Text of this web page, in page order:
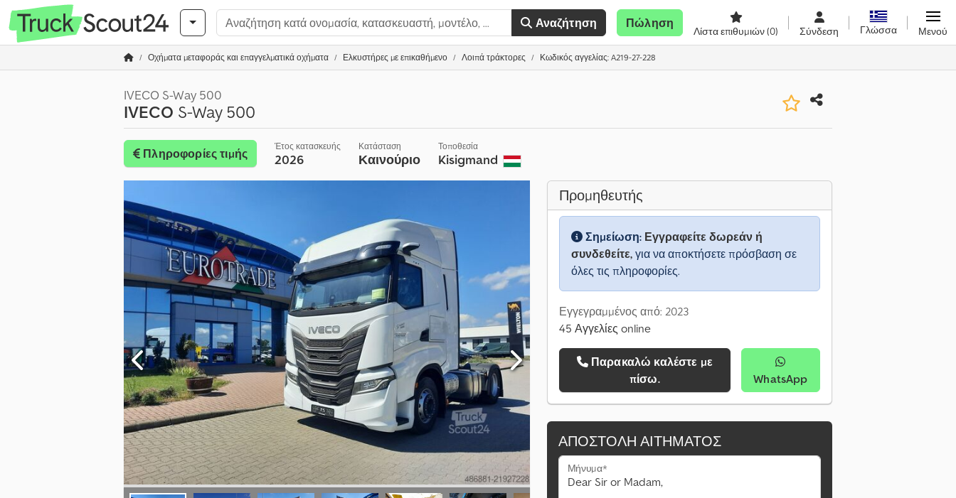
Αναζήτηση Πώληση
Λίστα επιθυμιών(0) Σύνδεση Γλώσσα Μενού
Οχήματα μεταφοράς και επαγγελματικά οχήματα Ελκυστήρες με επικαθήμενο Λοιπά τράκτορες Κωδικός αγγελίας: A219-27-228
IVECO S-Way 500
IVECO S-Way 500
Πληροφορίες τιμής
Έτος κατασκευής
2026
Κατάσταση
Καινούριο
Τοποθεσία
Kisigmand
Προμηθευτής
Σημείωση: Εγγραφείτε δωρεάν ή
συνδεθείτε, για να αποκτήσετε πρόσβαση σε
όλες τις πληροφορίες.
Εγγεγραμμένος από: 2023
45 Αγγελίες online
Παρακαλώ καλέστε με
πίσω.
WhatsApp
ΑΠΟΣΤΟΛΉ ΑΙΤΉΜΑΤΟΣ
Μήνυμα*